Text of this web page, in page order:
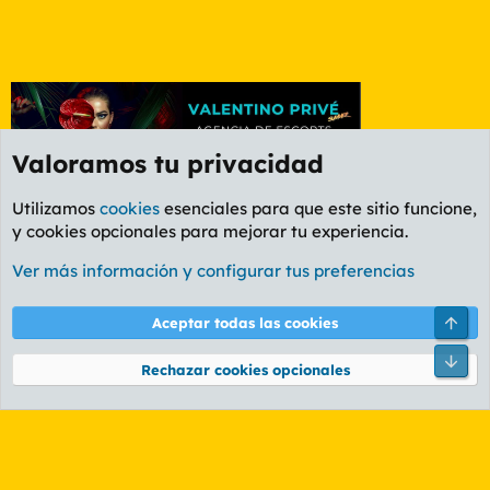
Foro General
Cookies
PL OLDSTYLE AMARILLO
Términos y reglas Política de privacidad Ayuda
Community platform by XenForo® © 2010-2026 XenForo Ltd.
Valoramos tu privacidad
Utilizamos cookies esenciales para que este sitio funcione,
y cookies opcionales para mejorar tu experiencia.
Ver más información y configurar tus preferencias
Aceptar todas las cookies
Rechazar cookies opcionales
Pie